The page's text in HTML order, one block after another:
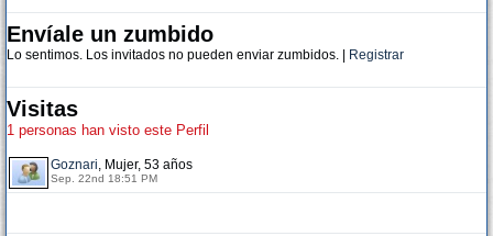
Envíale un zumbido
Lo sentimos. Los invitados no pueden enviar zumbidos. | Registrar
Visitas
1 personas han visto este Perfil
Goznari, Mujer, 53 años
Sep. 22nd 18:51 PM